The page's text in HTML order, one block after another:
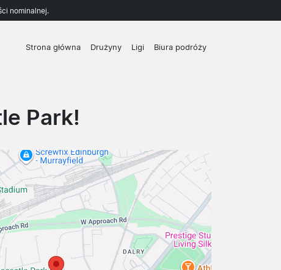
nominalnej.
Strona główna Drużyny Ligi Biura podróży
Park!